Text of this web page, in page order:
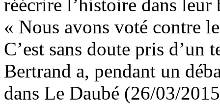
réécrire l’histoire dans
« Nous avons voté contre
C’est sans doute pris
Bertrand a, pendant un
dans Le Daubé (26/03/